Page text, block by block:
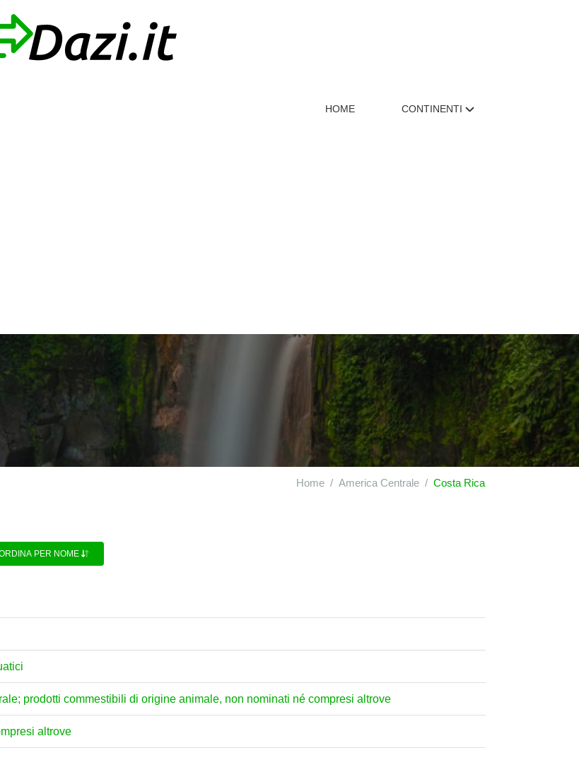
HOME CONTINENTI
Home America Centrale Costa Rica
PER NOME
prodotti commestibili di origine animale, non nominati né compresi altrove
altrove